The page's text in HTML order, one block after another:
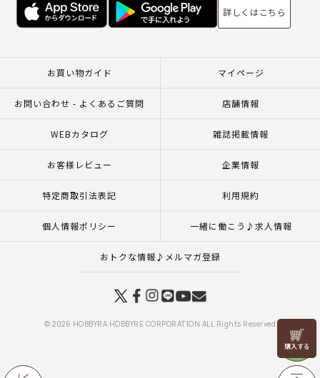
リリヤン
フェア
詳しくはこちら
お買い物ガイド マイページ
お問い合わせ - よくあるご質問 店舗情報
WEBカタログ 雑誌掲載情報
お客様レビュー 企業情報
特定商取引法表記 利用規約
個人情報ポリシー 一緒に働こう♪求人情報
おトクな情報♪メルマガ登録
© 2026 HOBBYRA HOBBYRE CORPORATION ALL Rights Reserved